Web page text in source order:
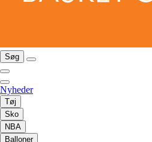
Søg
Nyheder
Tøj
Sko
NBA
Balloner